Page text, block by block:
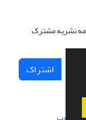
نشریه مشترک
اشتراک